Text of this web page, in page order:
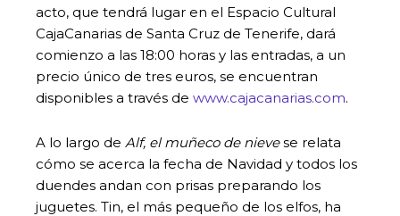
acto, que tendrá lugar en el Espacio Cultural
CajaCanarias de Santa Cruz de Tenerife, dará
comienzo a las 18:00 horas y las entradas, a un
precio único de tres euros, se encuentran
disponibles a través de www.cajacanarias.com.
A lo largo de Alf, el muñeco de nievese relata
cómo se acerca la fecha de Navidad y todos los
duendes andan con prisas preparando los
juguetes. Tin, el más pequeño de los elfos, ha